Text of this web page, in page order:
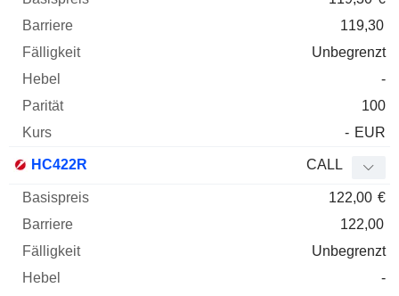
119,30
Unbegrenzt
-
100
- EUR
HC422R CALL
122,00 €
122,00
Unbegrenzt
-